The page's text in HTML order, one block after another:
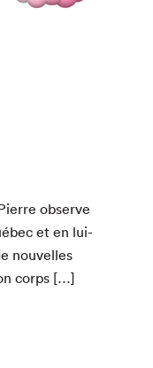
observe
et en lui-
nou­velles
corps […]